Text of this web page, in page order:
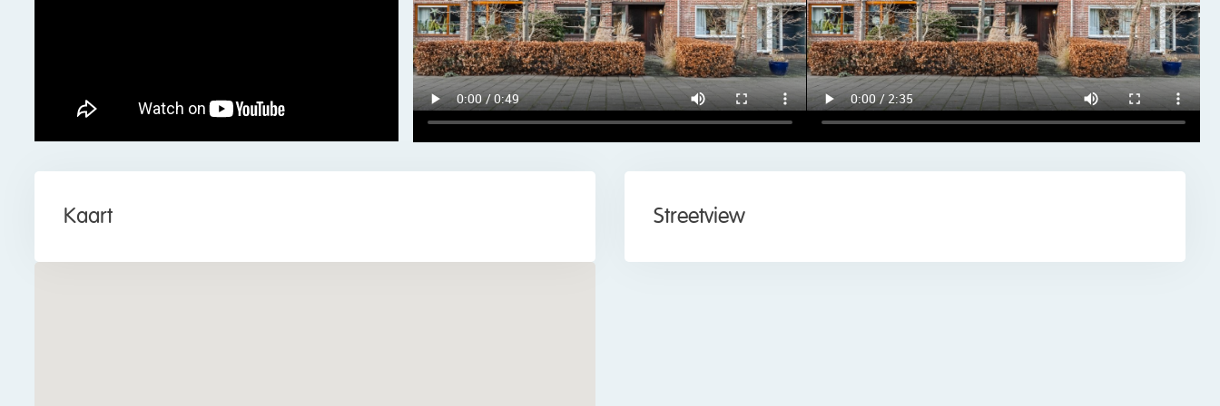
water en een voetpad in de nabijheid, maakt wonen hier extra prettig. Met een speeltuintje, scholen (basis- en voortgezet
onderwijs) en een kinderdagverblijf op loopafstand, is de omgeving ook zeer kindvriendelijk.
Op korte fietsafstand ligt het gezellige centrum van Krommenie, met een divers winkelaanbod en leuke horecagelegenheden.
Ook sportvoorzieningen, het Zaans Medisch Centrum en parken zijn met de fiets bereikbaar.
Je wandelt binnen tien minuten naar NS-Station Krommenie-Assendelft. Vanaf hier reis je snel naar Zaandam Station en
Amsterdam Centraal. De dichtstbijzijnde bushalte is lopend bereikbaar. Reis je liever met de auto? De belangrijke snelwegen
• Ruime tussenwoning met gezellige tuin op het noordwesten
Kaart Streetview